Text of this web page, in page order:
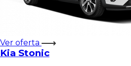
Ver oferta
Kia Stonic